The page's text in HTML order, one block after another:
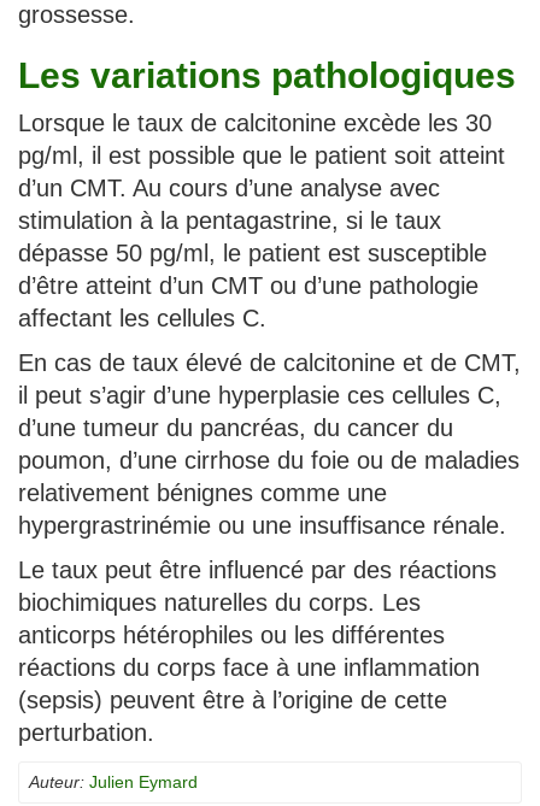
grossesse.
Les variations pathologiques
Lorsque le taux de calcitonine excède les 30
pg/ml, il est possible que le patient soit atteint
d’un CMT. Au cours d’une analyse avec
stimulation à la pentagastrine, si le taux
dépasse 50 pg/ml, le patient est susceptible
d’être atteint d’un CMT ou d’une pathologie
affectant les cellules C.
En cas de taux élevé de calcitonine et de CMT,
il peut s’agir d’une hyperplasie ces cellules C,
d’une tumeur du pancréas, du cancer du
poumon, d’une cirrhose du foie ou de maladies
relativement bénignes comme une
hypergrastrinémie ou une insuffisance rénale.
Le taux peut être influencé par des réactions
biochimiques naturelles du corps. Les
anticorps hétérophiles ou les différentes
réactions du corps face à une inflammation
(sepsis) peuvent être à l’origine de cette
perturbation.
Auteur: Julien Eymard